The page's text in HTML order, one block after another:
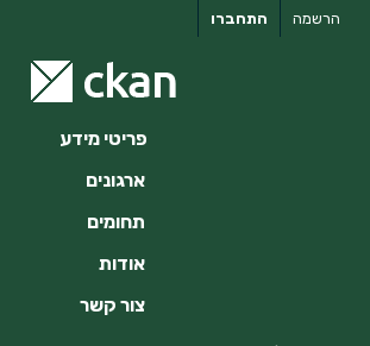
התחברו הרשמה
פריטי מידע
ארגונים
תחומים
אודות
צור קשר